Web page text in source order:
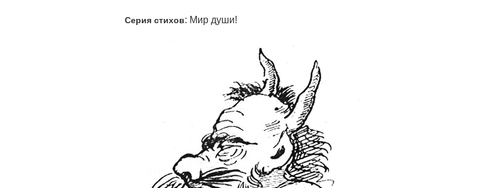
Серия стихов: Мир души!